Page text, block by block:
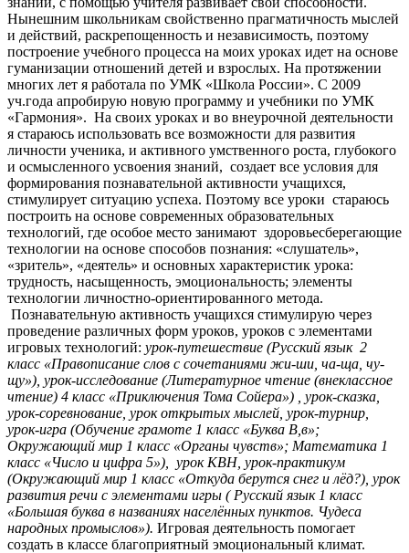
Нынешним школьникам свойственно прагматичность мыслей
и действий, раскрепощенность и независимость, поэтому
построение учебного процесса на моих уроках идет на основе
гуманизации отношений детей и взрослых. На протяжении
многих лет я работала по УМК «Школа России». С 2009
уч.года апробирую новую программу и учебники по УМК
«Гармония». На своих уроках и во внеурочной деятельности
я стараюсь использовать все возможности для развития
личности ученика, и активного умственного роста, глубокого
и осмысленного усвоения знаний, создает все условия для
формирования познавательной активности учащихся,
стимулирует ситуацию успеха. Поэтому все уроки стараюсь
построить на основе современных образовательных
технологий, где особое место занимают здоровьесберегающие
технологии на основе способов познания: «слушатель»,
«зритель», «деятель» и основных характеристик урока:
трудность, насыщенность, эмоциональность; элементы
технологии личностно-ориентированного метода.
Познавательную активность учащихся стимулирую через
проведение различных форм уроков, уроков с элементами
игровых технологий: урок-путешествие (Русский язык 2
класс «Правописание слов с сочетаниями жи-ши, ча-ща, чу-
щу»), урок-исследование (Литературное чтение (внеклассное
чтение) 4 класс «Приключения Тома Сойера») , урок-сказка,
урок-соревнование, урок открытых мыслей, урок-турнир,
урок-игра (Обучение грамоте 1 класс «Буква В,в»;
Окружающий мир 1 класс «Органы чувств»; Математика 1
класс «Число и цифра 5»), урок КВН, урок-практикум
(Окружающий мир 1 класс «Откуда берутся снег и лёд?), урок
развития речи с элементами игры ( Русский язык 1 класс
«Большая буква в названиях населённых пунктов. Чудеса
народных промыслов»). Игровая деятельность помогает
создать в классе благоприятный эмоциональный климат.